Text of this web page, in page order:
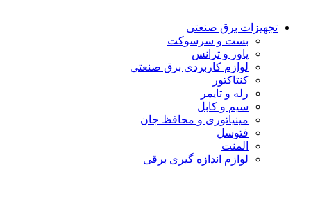
تجهیزات برق صنعتی
بست و سرسوكت
پاور و ترانس
لوازم کاربردی برق صنعتی
کنتاکتور
رله و تایمر
سیم و کابل
مینیاتوری و محافظ جان
فتوسل
المنت
لوازم اندازه گيرى برقى